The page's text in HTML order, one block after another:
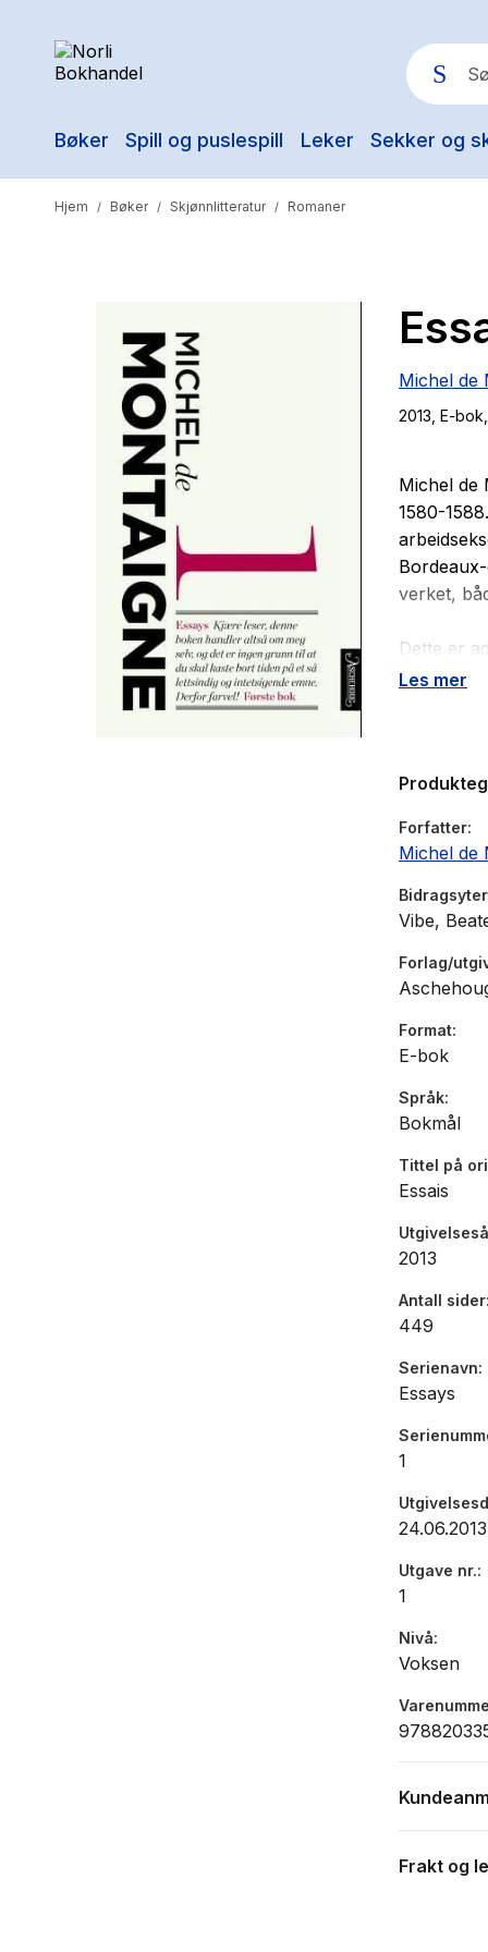
Bøker Spill og puslespill Leker Sekker og
Hjem / Bøker / Skjønnlitteratur / Romaner
Michel de
2013 , E-bok
Michel de
1580-
verket,
Dette er
selv i den
"Første
Fredrik
Les mer
Forfatter
Michel de
Bidragsyter
Vibe,
Forlag/
Format
E-bok
Språk
Bokmål
Tittel på
Essais
2013
Antall sider
449
Serienavn
Essays
1
24.06.2013
Utgave nr.
1
Nivå
Voksen
Frakt og